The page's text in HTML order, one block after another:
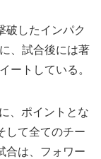
したインパク
、試合後には著
ートしている。
、ポイントとな
して全てのチー
合は、フォワー